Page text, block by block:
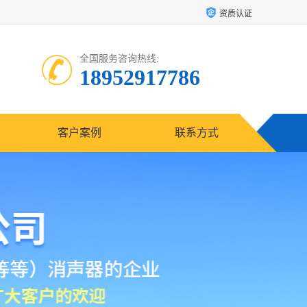
资质认证
全国服务咨询热线:
18952917786
客户案例 联系方式